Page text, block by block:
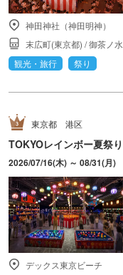
神田神社（神田明神）
末広町(東京都) /御茶ノ水
観光・旅行
祭り
東京都 港区
TOKYOレインボー夏祭り
2026/07/16(木) ～ 08/31(月)
デックス東京ビーチ